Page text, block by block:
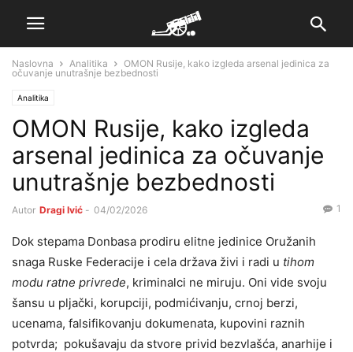
Naslovna Analitika
OMON Rusije, kako izgleda arsenal jedinica za
očuvanje unutrašnje bezbednosti
Analitika
OMON Rusije, kako izgleda
arsenal jedinica za očuvanje
unutrašnje bezbednosti
Autor Dragi Ivić - 04/02/2026 1
Dok stepama Donbasa prodiru elitne jedinice Oružanih
snaga Ruske Federacije i cela država živi i radi u tihom
modu ratne privrede, kriminalci ne miruju. Oni vide svoju
šansu u pljački, korupciji, podmićivanju, crnoj berzi,
ucenama, falsifikovanju dokumenata, kupovini raznih
potvrda; pokušavaju da stvore privid bezvlašća, anarhije i